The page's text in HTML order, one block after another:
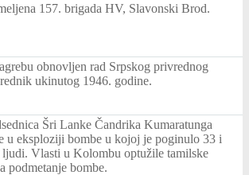
157. brigada HV, Slavonski Brod.
obnovljen rad Srpskog privrednog
ukinutog 1946. godine.
Šri Lanke Čandrika Kumaratunga
u eksploziji bombe u kojoj je poginulo 33 i
ljudi. Vlasti u Kolombu optužile tamilske
podmetanje bombe.